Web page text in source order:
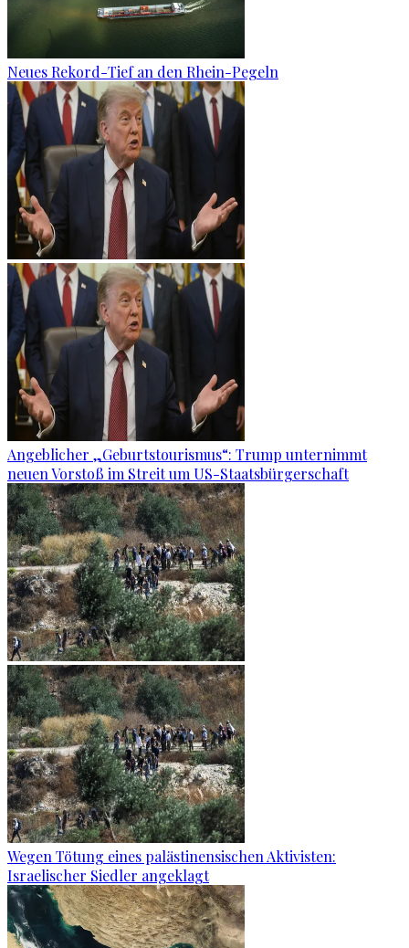
Neues Rekord-Tief an den Rhein-Pegeln
Angeblicher „Geburtstourismus“: Trump unternimmt
neuen Vorstoß im Streit um US-Staatsbürgerschaft
Wegen Tötung eines palästinensischen Aktivisten:
Israelischer Siedler angeklagt